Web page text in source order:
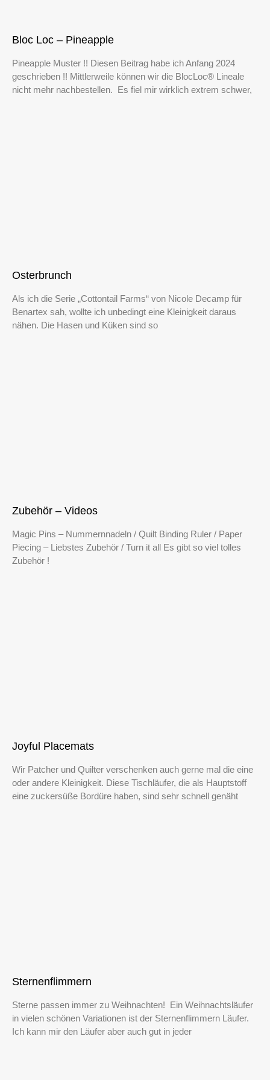
Bloc Loc – Pineapple
Pineapple Muster !! Diesen Beitrag habe ich Anfang 2024
geschrieben !! Mittlerweile können wir die BlocLoc® Lineale
nicht mehr nachbestellen. Es fiel mir wirklich extrem schwer,
Osterbrunch
Als ich die Serie „Cottontail Farms“ von Nicole Decamp für
Benartex sah, wollte ich unbedingt eine Kleinigkeit daraus
nähen. Die Hasen und Küken sind so
Zubehör – Videos
Magic Pins – Nummernnadeln / Quilt Binding Ruler / Paper
Piecing – Liebstes Zubehör / Turn it all Es gibt so viel tolles
Zubehör !
Joyful Placemats
Wir Patcher und Quilter verschenken auch gerne mal die eine
oder andere Kleinigkeit. Diese Tischläufer, die als Hauptstoff
eine zuckersüße Bordüre haben, sind sehr schnell genäht
Sternenflimmern
Sterne passen immer zu Weihnachten! Ein Weihnachtsläufer
in vielen schönen Variationen ist der Sternenflimmern Läufer.
Ich kann mir den Läufer aber auch gut in jeder